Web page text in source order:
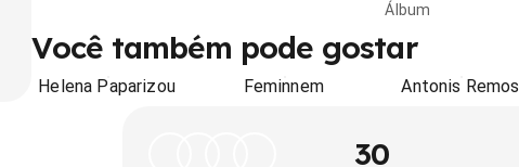
Álbum
Você também pode gostar
Helena Paparizou Feminnem Antonis Remos
30